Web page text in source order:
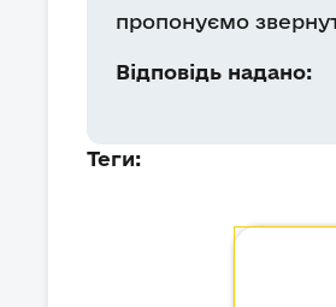
пропонуємо
Відповідь надано:
Теги: